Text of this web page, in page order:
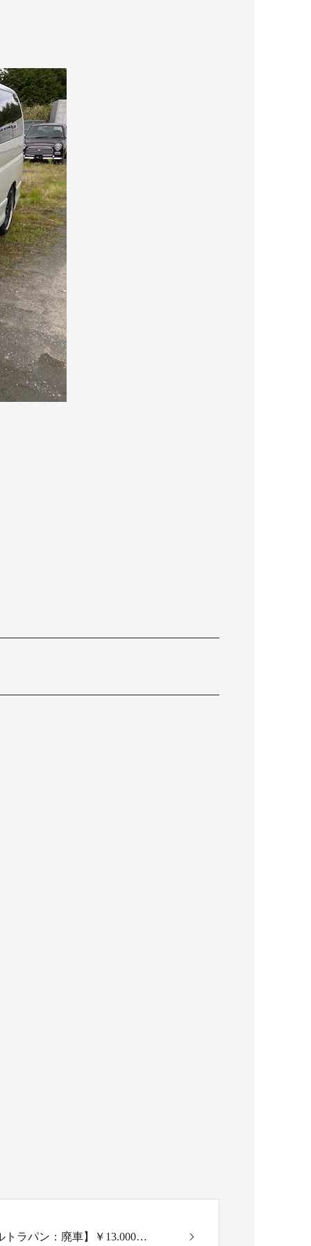
トラパン：廃車】￥13.000…